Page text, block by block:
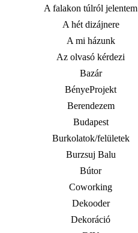
A falakon túlról jelentem
A hét dizájnere
A mi házunk
Az olvasó kérdezi
Bazár
BényeProjekt
Berendezem
Budapest
Burkolatok/felületek
Burzsuj Balu
Bútor
Coworking
Dekooder
Dekoráció